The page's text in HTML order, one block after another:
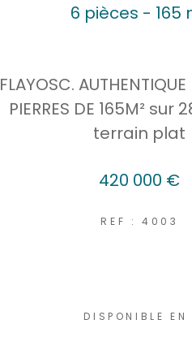
6 pièces - 165
FLAYOSC. AUTHENTIQUE
PIERRES DE 165M² sur
terrain plat
420 000 €
REF : 4003
DISPONIBLE EN